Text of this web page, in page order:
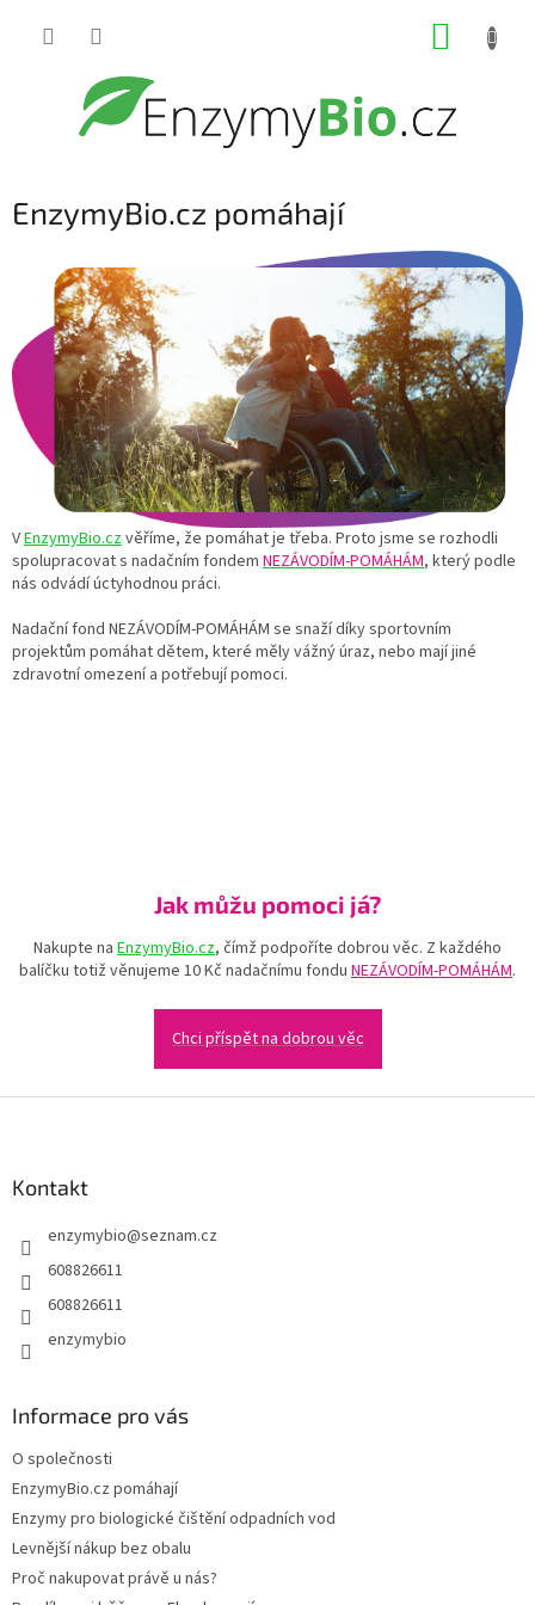
EnzymyBio.cz pomáhají
VEnzymyBio.czvěříme, že pomáhat je třeba. Proto jsme se rozhodli
spolupracovat s nadačním fondem NEZÁVODÍM-POMÁHÁM, který podle
nás odvádí úctyhodnou práci.
Nadační fond NEZÁVODÍM-POMÁHÁM se snaží díky sportovním
projektům pomáhat dětem, které měly vážný úraz, nebo mají jiné
zdravotní omezení a potřebují pomoci.
Jak můžu pomoci já?
Nakupte na EnzymyBio.cz, čímž podpoříte dobrou věc. Z každého
balíčku totiž věnujeme 10 Kč nadačnímu fondu NEZÁVODÍM-POMÁHÁM.
Chci příspět na dobrou věc
Kontakt
enzymybio@seznam.cz
608826611
608826611
enzymybio
Informace pro vás
O společnosti
EnzymyBio.cz pomáhají
Enzymy pro biologické čištění odpadních vod
Levnější nákup bez obalu
Proč nakupovat právě u nás?